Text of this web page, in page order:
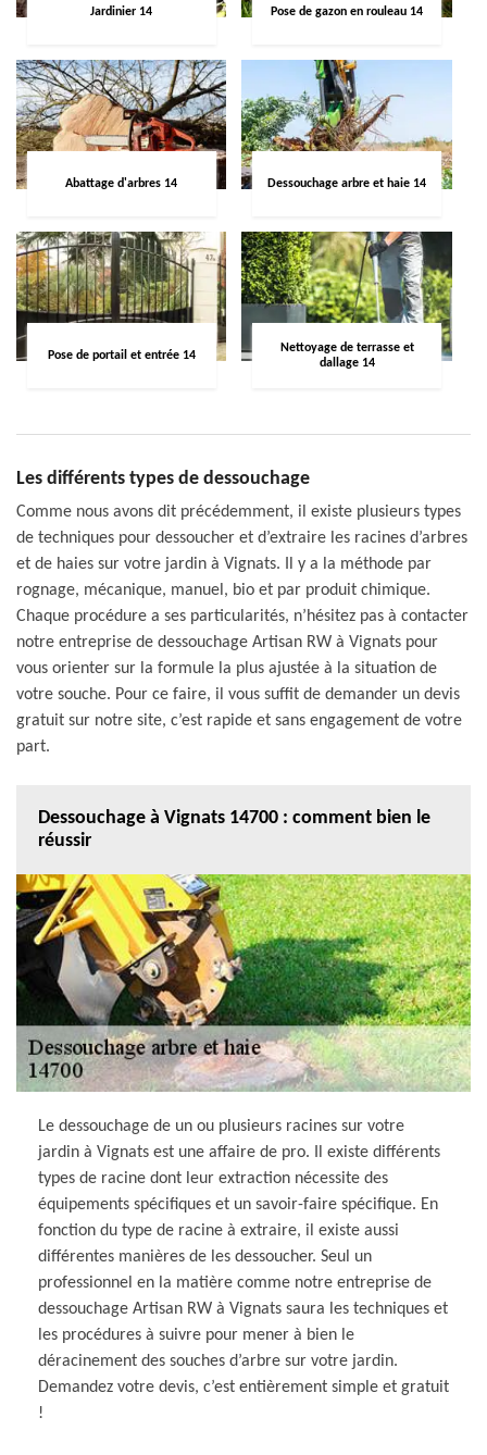
Jardinier 14 Pose de gazon en rouleau 14
Abattage d'arbres 14 Dessouchage arbre et haie 14
Pose de portail et entrée 14
Nettoyage de terrasse et
dallage 14
Les différents types de dessouchage
Comme nous avons dit précédemment, il existe plusieurs types
de techniques pour dessoucher et d’extraire les racines d’arbres
et de haies sur votre jardin à Vignats. Il y a la méthode par
rognage, mécanique, manuel, bio et par produit chimique.
Chaque procédure a ses particularités, n’hésitez pas à contacter
notre entreprise de dessouchage Artisan RW à Vignats pour
vous orienter sur la formule la plus ajustée à la situation de
votre souche. Pour ce faire, il vous suffit de demander un devis
gratuit sur notre site, c’est rapide et sans engagement de votre
part.
Dessouchage à Vignats 14700 : comment bien le
réussir
Le dessouchage de un ou plusieurs racines sur votre
jardin à Vignats est une affaire de pro. Il existe différents
types de racine dont leur extraction nécessite des
équipements spécifiques et un savoir-faire spécifique. En
fonction du type de racine à extraire, il existe aussi
différentes manières de les dessoucher. Seul un
professionnel en la matière comme notre entreprise de
dessouchage Artisan RW à Vignats saura les techniques et
les procédures à suivre pour mener à bien le
déracinement des souches d’arbre sur votre jardin.
Demandez votre devis, c’est entièrement simple et gratuit
!